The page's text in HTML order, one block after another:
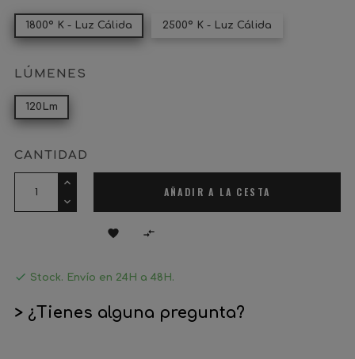
1800º K - Luz Cálida 2500º K - Luz Cálida
LÚMENES
120Lm
CANTIDAD
AÑADIR A LA CESTA
 
 Stock. Envío en 24H a 48H.
> ¿Tienes alguna pregunta?